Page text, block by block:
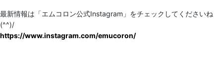
最新情報は「エムコロン公式Instagram」をチェックしてくださいね
(^^)/
https://www.instagram.com/emucoron/